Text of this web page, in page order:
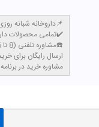
داروخانه شبانه روزی دکتر رویا میرنظامی📌
تمامی محصولات دارای برچسب اصالت کالا و سیب سلامت میباشند✔️
مشاوره تلفنی (8 تا 16) : 02165389693☎️
​ارسال رایگان برای خرید های بالای 4
مشاوره خرید در برنامه بله :